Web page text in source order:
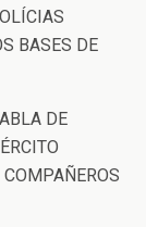
BASES DE
DE